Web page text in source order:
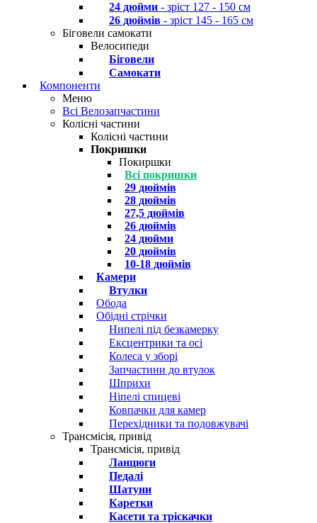
24 дюйми - зріст 127 - 150 см
26 дюймів - зріст 145 - 165 см
Біговели самокати
Велосипеди
Біговели
Самокати
Компоненти
Меню
Всі Велозапчастини
Колісні частини
Колісні частини
Покришки
Покиршки
Всі покришки
29 дюймів
28 дюймів
27,5 дюймів
26 дюймів
24 дюйми
20 дюймів
10-18 дюймів
Камери
Втулки
Обода
Обідні стрічки
Нипелі під безкамерку
Ексцентрики та осі
Колеса у зборі
Запчастини до втулок
Шприхи
Ніпелі спицеві
Ковпачки для камер
Перехідники та подовжувачі
Трансмісія, привід
Трансмісія, привід
Ланцюги
Педалі
Шатуни
Каретки
Касети та тріскачки